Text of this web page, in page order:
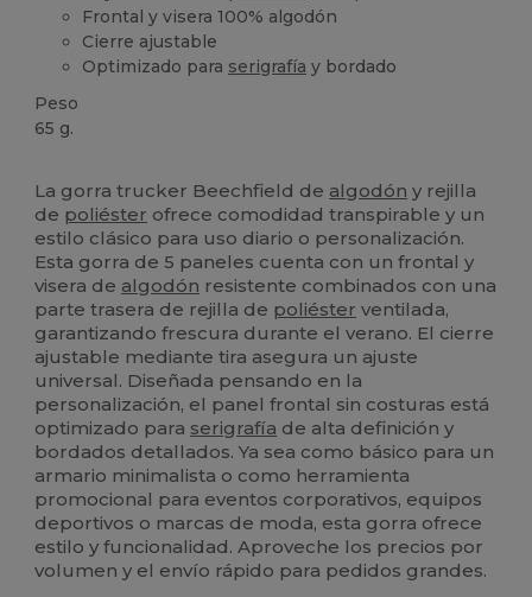
Frontal y visera 100% algodón
Cierre ajustable
Optimizado para serigrafía y bordado
Peso
65 g.
La gorra trucker Beechfield de algodón y rejilla
de poliéster ofrece comodidad transpirable y un
estilo clásico para uso diario o personalización.
Esta gorra de 5 paneles cuenta con un frontal y
visera de algodón resistente combinados con una
parte trasera de rejilla de poliéster ventilada,
garantizando frescura durante el verano. El cierre
ajustable mediante tira asegura un ajuste
universal. Diseñada pensando en la
personalización, el panel frontal sin costuras está
optimizado para serigrafía de alta definición y
bordados detallados. Ya sea como básico para un
armario minimalista o como herramienta
promocional para eventos corporativos, equipos
deportivos o marcas de moda, esta gorra ofrece
estilo y funcionalidad. Aproveche los precios por
volumen y el envío rápido para pedidos grandes.